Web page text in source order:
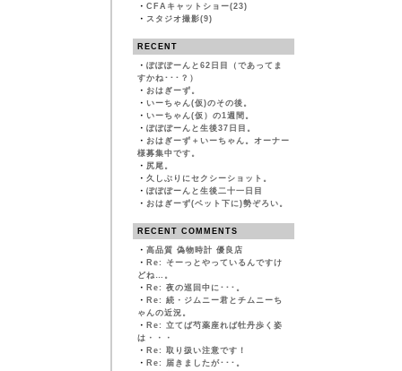
・ CFAキャットショー(23)
・ スタジオ撮影(9)
RECENT
・ ぽぽぽーんと62日目（であってま
すかね･･･？）
・ おはぎーず。
・ いーちゃん(仮)のその後。
・ いーちゃん(仮）の1週間。
・ ぽぽぽーんと生後37日目。
・ おはぎーず＋いーちゃん。オーナー
様募集中です。
・ 尻尾。
・ 久しぶりにセクシーショット。
・ ぽぽぽーんと生後二十一日目
・ おはぎーず(ベット下に)勢ぞろい。
RECENT COMMENTS
・ 高品質 偽物時計 優良店
・ Re: そーっとやっているんですけ
どね…。
・ Re: 夜の巡回中に･･･。
・ Re: 続・ジムニー君とチムニーち
ゃんの近況。
・ Re: 立てば芍薬座れば牡丹歩く姿
は・・・
・ Re: 取り扱い注意です！
・ Re: 届きましたが･･･。